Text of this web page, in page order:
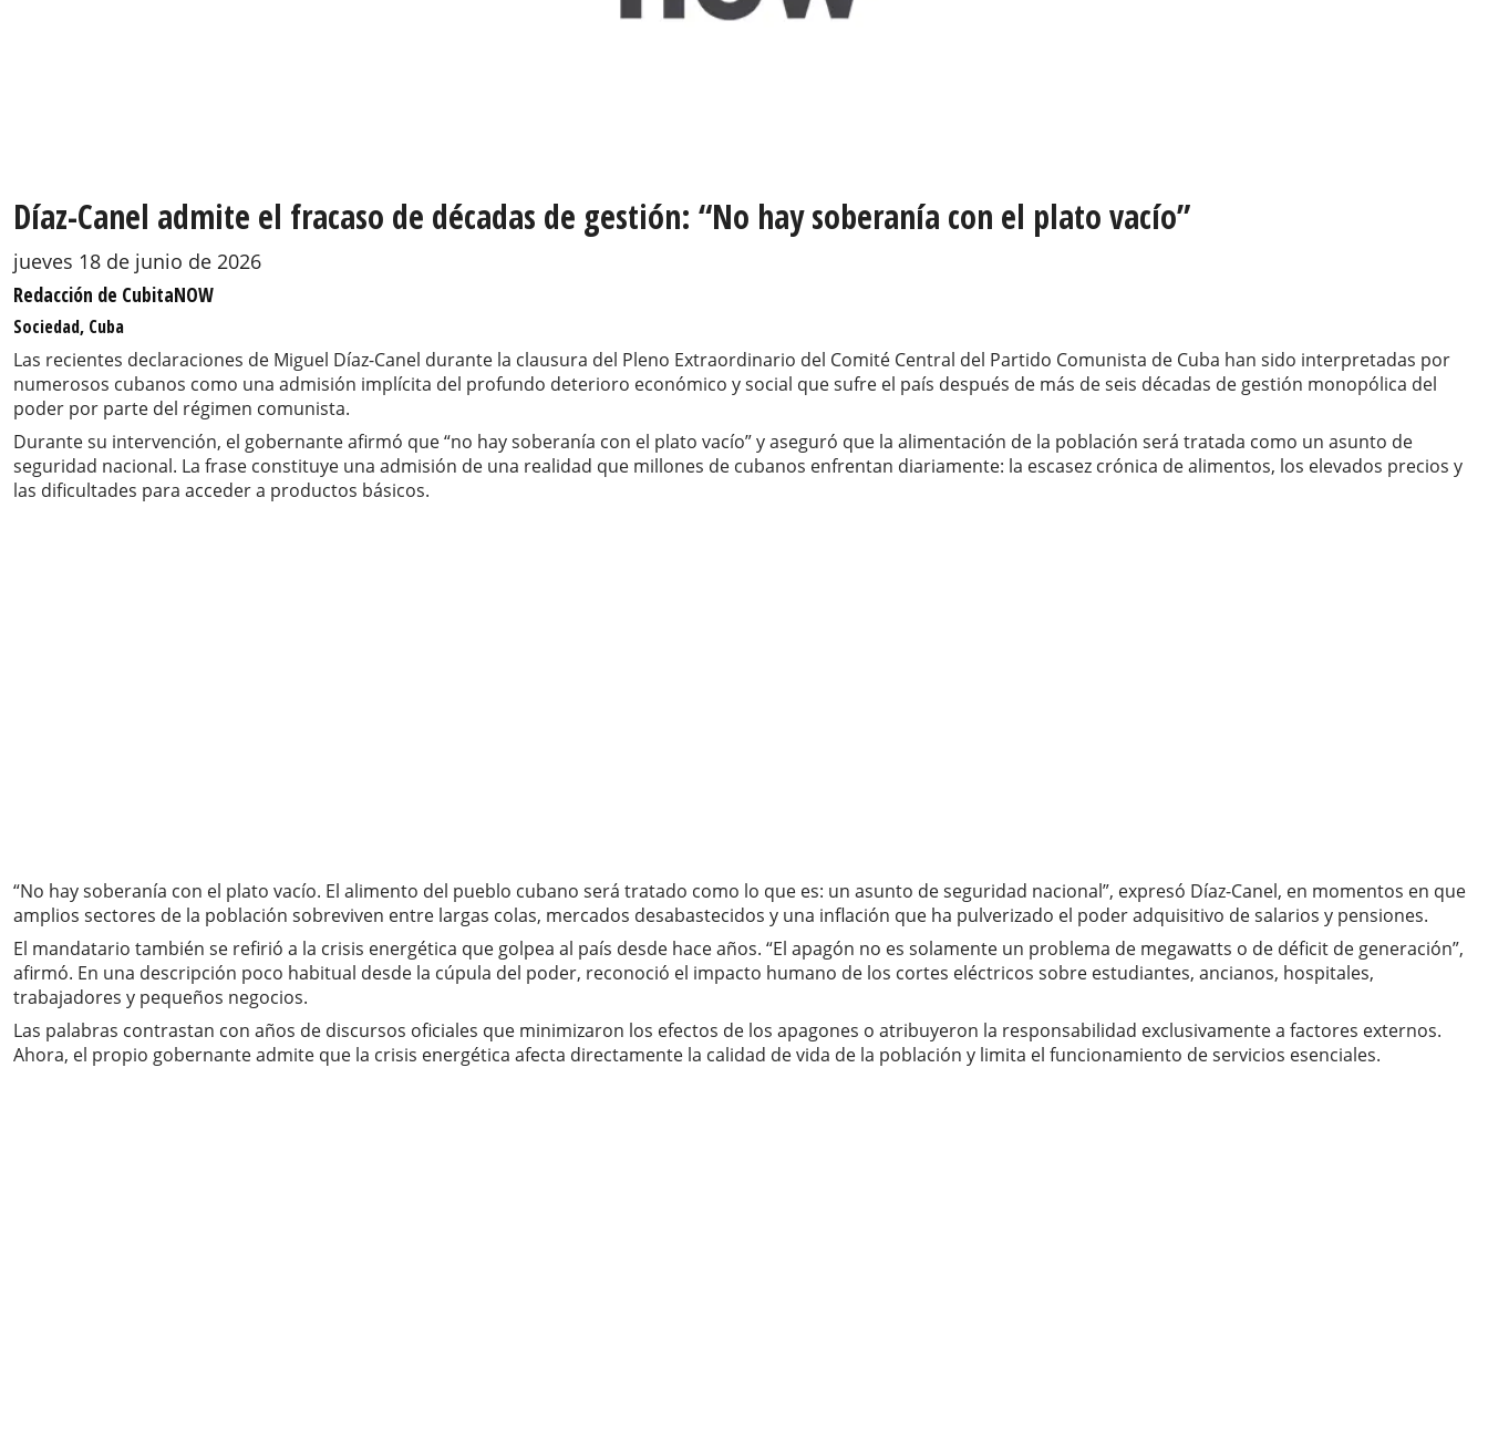
Díaz-Canel admite el fracaso de décadas de gestión: “No hay soberanía con el plato vacío”
jueves 18 de junio de 2026
Redacción de CubitaNOW
Sociedad, Cuba
Las recientes declaraciones de Miguel Díaz-Canel durante la clausura del Pleno Extraordinario del Comité Central del Partido Comunista de Cuba han sido interpretadas por
numerosos cubanos como una admisión implícita del profundo deterioro económico y social que sufre el país después de más de seis décadas de gestión monopólica del
poder por parte del régimen comunista.
Durante su intervención, el gobernante afirmó que “no hay soberanía con el plato vacío” y aseguró que la alimentación de la población será tratada como un asunto de
seguridad nacional. La frase constituye una admisión de una realidad que millones de cubanos enfrentan diariamente: la escasez crónica de alimentos, los elevados precios y
las dificultades para acceder a productos básicos.
“No hay soberanía con el plato vacío. El alimento del pueblo cubano será tratado como lo que es: un asunto de seguridad nacional”, expresó Díaz-Canel, en momentos en que
amplios sectores de la población sobreviven entre largas colas, mercados desabastecidos y una inflación que ha pulverizado el poder adquisitivo de salarios y pensiones.
El mandatario también se refirió a la crisis energética que golpea al país desde hace años. “El apagón no es solamente un problema de megawatts o de déficit de generación”,
afirmó. En una descripción poco habitual desde la cúpula del poder, reconoció el impacto humano de los cortes eléctricos sobre estudiantes, ancianos, hospitales,
trabajadores y pequeños negocios.
Las palabras contrastan con años de discursos oficiales que minimizaron los efectos de los apagones o atribuyeron la responsabilidad exclusivamente a factores externos.
Ahora, el propio gobernante admite que la crisis energética afecta directamente la calidad de vida de la población y limita el funcionamiento de servicios esenciales.